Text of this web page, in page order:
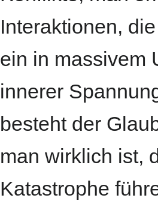
Interaktionen,
ein in massivem
innerer
besteht der
man wirklich ist,
Katastrophe